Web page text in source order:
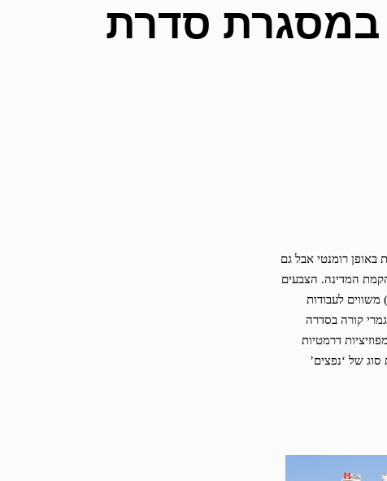
במסגרת סדרת
רומנטי אבל גם
המדינה. הצבעים
לעבודות
קורה בסדרה
דרמטיות
של ‘נפצים’